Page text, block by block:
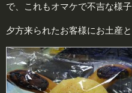
で、これもオマケで不吉な様
夕方来られたお客様にお土産